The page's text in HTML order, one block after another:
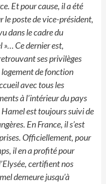
Et pour cause, il a été
poste de vice-président,
dans le cadre du
Ce dernier est,
ses privilèges
logement de fonction
avec tous les
à l’intérieur du pays
Hamel est toujours suivi de
En France, il s’est
Officiellement, pour
il en a profité pour
certifient nos
demeure jusqu’à